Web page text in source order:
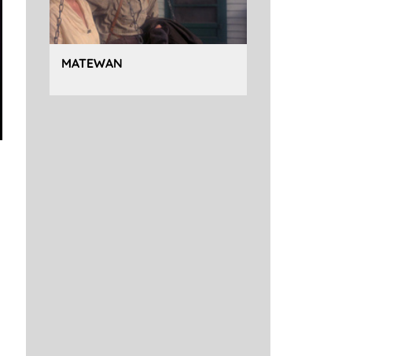
MATEWAN